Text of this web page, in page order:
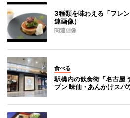
3種類を味わえる「フレ
連画像）
関連画像
食べる
駅構内の飲食街「名古屋
プン 味仙・あんかけスパ